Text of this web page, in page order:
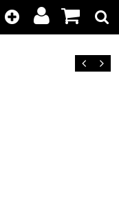
Kunden-
Login
anzeigen
ZurückVor